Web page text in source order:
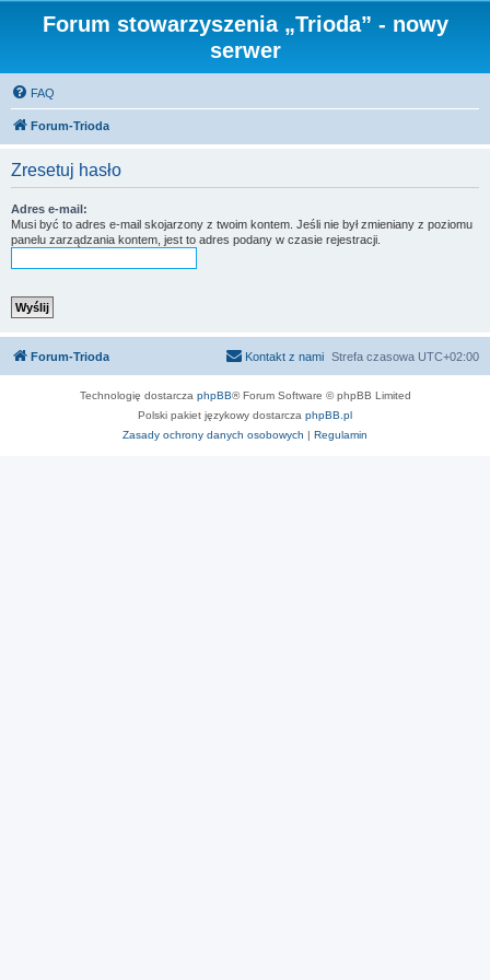
Forum stowarzyszenia „Trioda” - nowy
serwer
FAQ
Forum-Trioda
Zresetuj hasło
Adres e-mail:
Musi być to adres e-mail skojarzony z twoim kontem. Jeśli nie był zmieniany z poziomu
panelu zarządzania kontem, jest to adres podany w czasie rejestracji.
Forum-Trioda Strefa czasowa UTC+02:00
Kontakt z nami
Technologię dostarcza phpBB® Forum Software © phpBB Limited
Polski pakiet językowy dostarcza phpBB.pl
Zasady ochrony danych osobowych | Regulamin